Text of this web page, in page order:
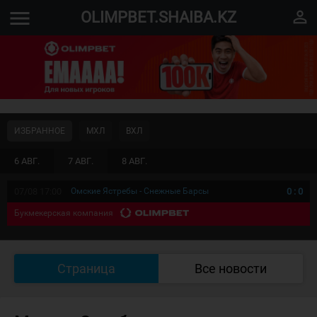
menu OLIMPBET.SHAIBA.KZ perm_identity
6 АВГ. 7 АВГ. 8 АВГ.
ИЗБРАННОЕ МХЛ ВХЛ
Омские Ястребы - Снежные Барсы 0 : 0
Букмекерская компания
Страница Все новости